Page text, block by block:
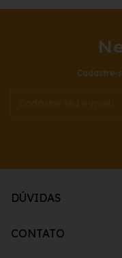
Cadastre-
DÚVIDAS
CONTATO